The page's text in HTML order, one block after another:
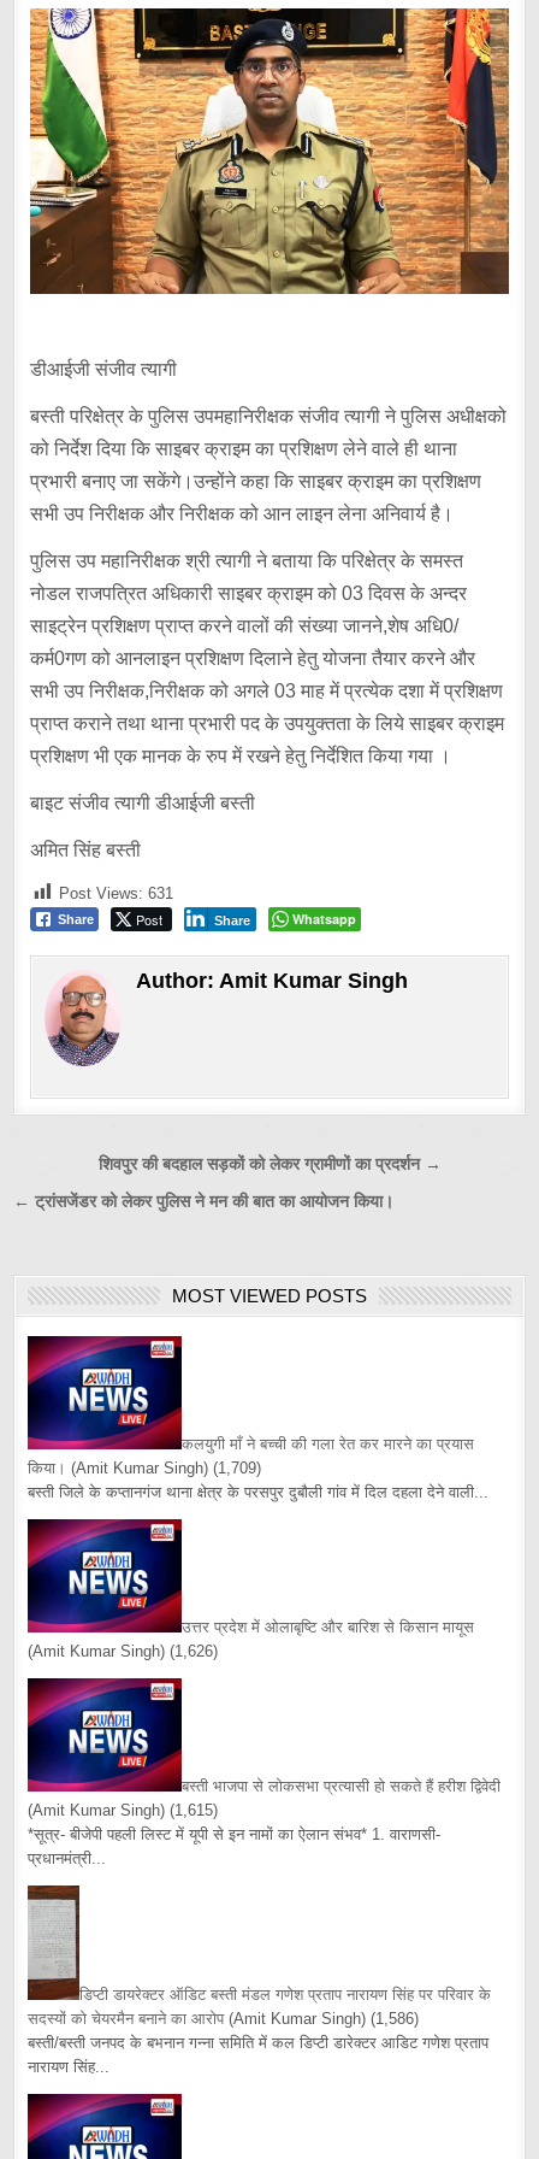
डीआईजी संजीव त्यागी
बस्ती परिक्षेत्र के पुलिस उपमहानिरीक्षक संजीव त्यागी ने पुलिस अधीक्षको
को निर्देश दिया कि साइबर क्राइम का प्रशिक्षण लेने वाले ही थाना
प्रभारी बनाए जा सकेंगे।उन्होंने कहा कि साइबर क्राइम का प्रशिक्षण
सभी उप निरीक्षक और निरीक्षक को आन लाइन लेना अनिवार्य है।
पुलिस उप महानिरीक्षक श्री त्यागी ने बताया कि परिक्षेत्र के समस्त
नोडल राजपत्रित अधिकारी साइबर क्राइम को 03 दिवस के अन्दर
साइट्रेन प्रशिक्षण प्राप्त करने वालों की संख्या जानने,शेष अधि0/
कर्म0गण को आनलाइन प्रशिक्षण दिलाने हेतु योजना तैयार करने और
सभी उप निरीक्षक,निरीक्षक को अगले 03 माह में प्रत्येक दशा में प्रशिक्षण
प्राप्त कराने तथा थाना प्रभारी पद के उपयुक्तता के लिये साइबर क्राइम
प्रशिक्षण भी एक मानक के रुप में रखने हेतु निर्देशित किया गया ।
बाइट संजीव त्यागी डीआईजी बस्ती
अमित सिंह बस्ती
Post Views: 631
Share Post Share Whatsapp
Author: Amit Kumar Singh
navigation
शिवपुर की बदहाल सड़कों को लेकर ग्रामीणों का प्रदर्शन →
← ट्रांसजेंडर को लेकर पुलिस ने मन की बात का आयोजन किया।
MOST VIEWED POSTS
कलयुगी माँ ने बच्ची की गला रेत कर मारने का प्रयास
किया। (Amit Kumar Singh) (1,709)
बस्ती जिले के कप्तानगंज थाना क्षेत्र के परसपुर दुबौली गांव में दिल दहला देने वाली...
उत्तर प्रदेश में ओलाबृष्टि और बारिश से किसान मायूस
(Amit Kumar Singh) (1,626)
बस्ती भाजपा से लोकसभा प्रत्यासी हो सकते हैं हरीश द्विवेदी
(Amit Kumar Singh) (1,615)
*सूत्र- बीजेपी पहली लिस्ट में यूपी से इन नामों का ऐलान संभव* 1. वाराणसी-
प्रधानमंत्री...
डिप्टी डायरेक्टर ऑडिट बस्ती मंडल गणेश प्रताप नारायण सिंह पर परिवार के
सदस्यों को चेयरमैन बनाने का आरोप (Amit Kumar Singh) (1,586)
बस्ती/बस्ती जनपद के बभनान गन्ना समिति में कल डिप्टी डारेक्टर आडिट गणेश प्रताप
नारायण सिंह...